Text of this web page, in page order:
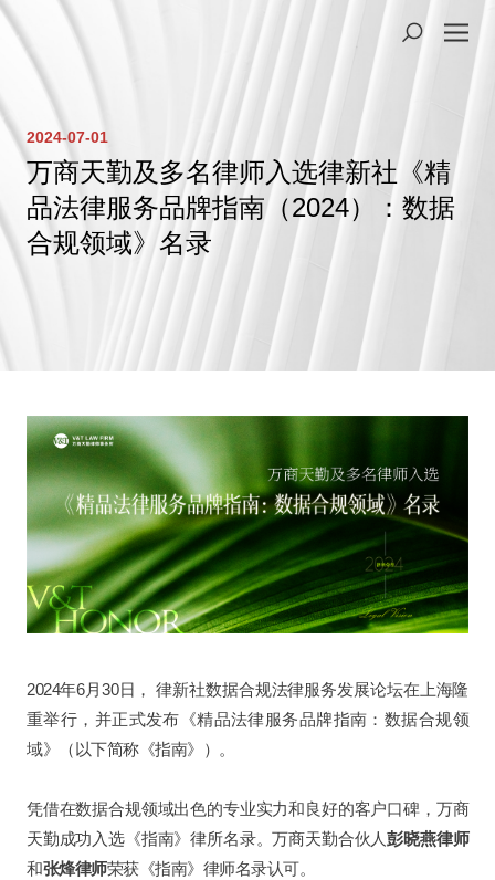
2024-07-01
万商天勤及多名律师入选律新社《精
品法律服务品牌指南（2024）：数据
合规领域》名录
2024年6月30日， 律新社数据合规法律服务发展论坛在上海隆
重举行，并正式发布《精品法律服务品牌指南：数据合规领
域》（以下简称《指南》）。
凭借在数据合规领域出色的专业实力和良好的客户口碑，万商
天勤成功入选《指南》律所名录。万商天勤合伙人彭晓燕律师
和张烽律师荣获《指南》律师名录认可。